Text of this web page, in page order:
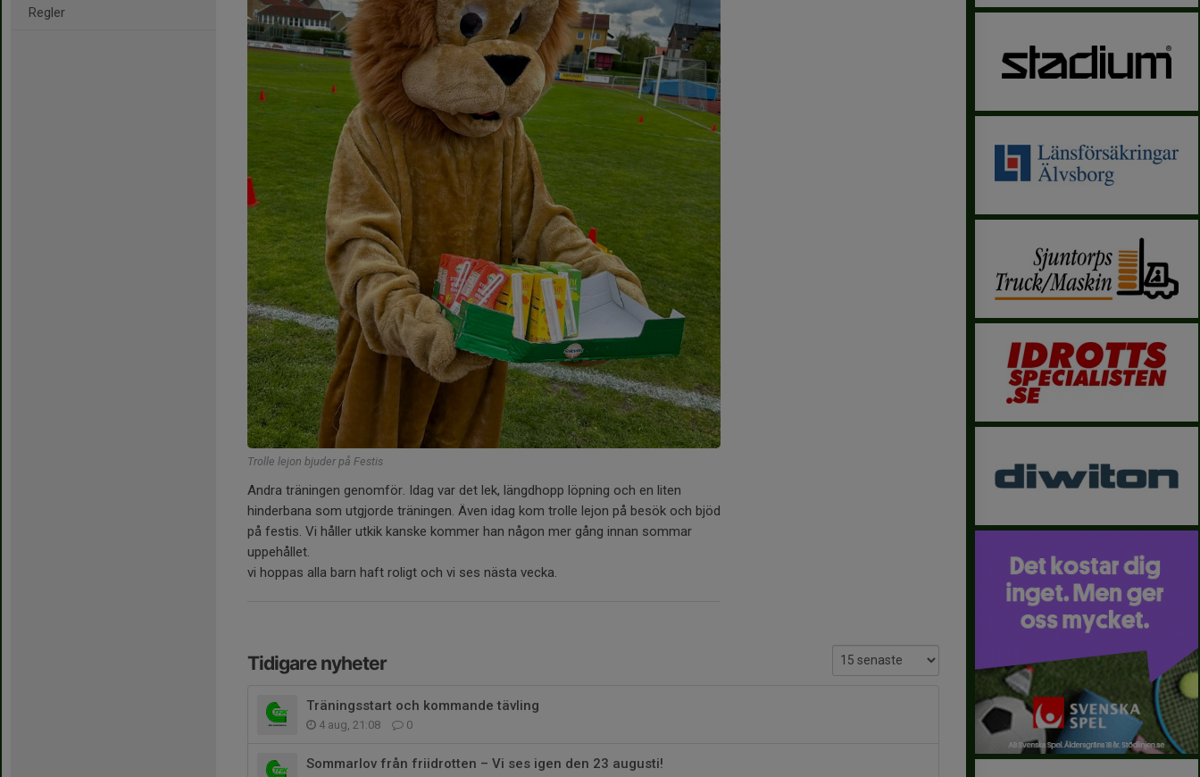
Regler
Trolle lejon bjuder på Festis
Andra träningen genomför. Idag var det lek, längdhopp löpning och en liten
hinderbana som utgjorde träningen. Även idag kom trolle lejon på besök och bjöd
på festis. Vi håller utkik kanske kommer han någon mer gång innan sommar
uppehållet.
vi hoppas alla barn haft roligt och vi ses nästa vecka.
Tidigare nyheter
Träningsstart och kommande tävling
4 aug, 21:08 0
Sommarlov från friidrotten – Vi ses igen den 23 augusti!